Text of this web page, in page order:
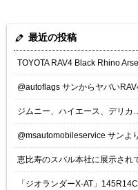
最近の投稿
TOYOTA RAV4 Black Rhino
@autoflags サンからヤバい
ジムニー、ハイエース、デリ
@msautomobileservice サンよ
恵比寿のスバル本社に展示され
「ジオランダーX-AT」